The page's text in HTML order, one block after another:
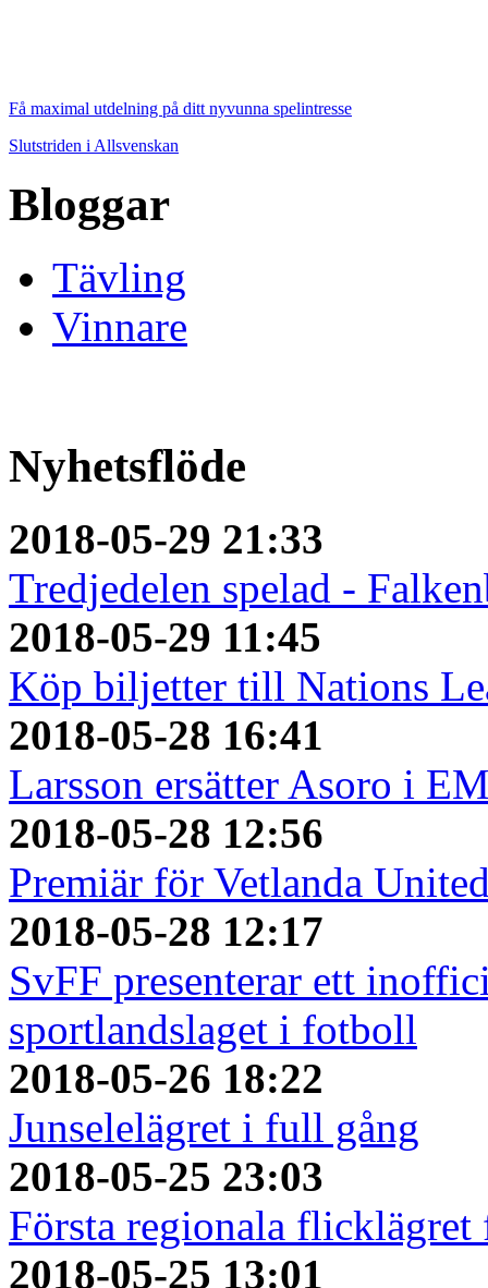
Få maximal utdelning på ditt nyvunna spelintresse
Slutstriden i Allsvenskan
Bloggar
Tävling
Vinnare
Nyhetsflöde
2018-05-29 21:33
Tredjedelen spelad -
2018-05-29 11:45
Köp biljetter till Nations
2018-05-28 16:41
Larsson ersätter Asoro i
2018-05-28 12:56
Premiär för Vetlanda
2018-05-28 12:17
SvFF presenterar ett
sportlandslaget i fotboll
2018-05-26 18:22
Junselelägret i full gång
2018-05-25 23:03
Första regionala
2018-05-25 13:01